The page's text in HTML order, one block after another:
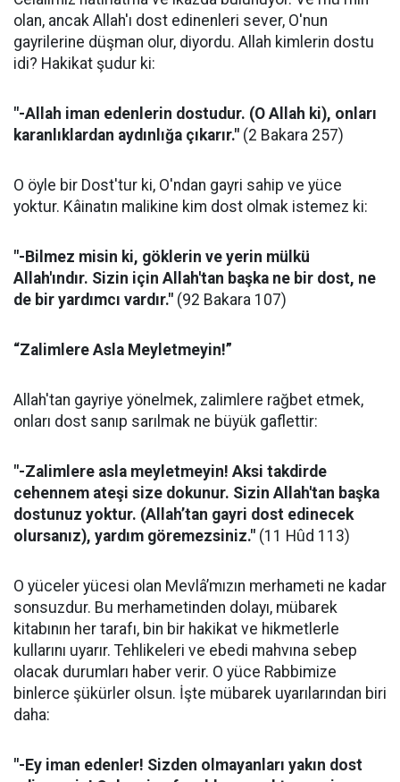
olan, ancak Allah'ı dost edinenleri sever, O'nun
gayrilerine düşman olur, diyordu. Allah kimlerin dostu
idi? Hakikat şudur ki:
"-Allah iman edenlerin dostudur. (O Allah ki), onları
karanlıklardan aydınlığa çıkarır." (2 Bakara 257)
O öyle bir Dost'tur ki, O'ndan gayri sahip ve yüce
yoktur. Kâinatın malikine kim dost olmak istemez ki:
"-Bilmez misin ki, göklerin ve yerin mülkü
Allah'ındır. Sizin için Allah'tan başka ne bir dost, ne
de bir yardımcı vardır." (92 Bakara 107)
“Zalimlere Asla Meyletmeyin!”
Allah'tan gayriye yönelmek, zalimlere rağbet etmek,
onları dost sanıp sarılmak ne büyük gaflettir:
"-Zalimlere asla meyletmeyin! Aksi takdirde
cehennem ateşi size dokunur. Sizin Allah'tan başka
dostunuz yoktur. (Allah’tan gayri dost edinecek
olursanız), yardım göremezsiniz." (11 Hûd 113)
O yüceler yücesi olan Mevlâ’mızın merhameti ne kadar
sonsuzdur. Bu merhametinden dolayı, mübarek
kitabının her tarafı, bin bir hakikat ve hikmetlerle
kullarını uyarır. Tehlikeleri ve ebedi mahvına sebep
olacak durumları haber verir. O yüce Rabbimize
binlerce şükürler olsun. İşte mübarek uyarılarından biri
daha:
"-Ey iman edenler! Sizden olmayanları yakın dost